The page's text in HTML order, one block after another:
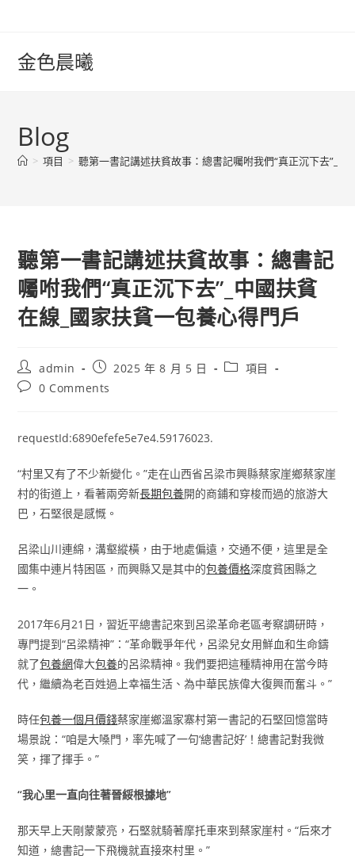
content金色晨曦
Blog
> 項目 > 聽第一書記講述扶貧故事：總書記囑咐我們“真正沉下去”_
聽第一書記講述扶貧故事：總書記
囑咐我們“真正沉下去”_中國扶貧
在線_國家扶貧一包養心得門戶
Post
author:
admin
Post
published:
2025 年 8 月 5 日
Post項目
Post0 Comments
requestId:6890efefe5e7e4.59176023.
“村里又有了不少新變化。”走在山西省呂梁市興縣蔡家崖鄉蔡家崖
村的街道上，看著兩旁新長期包養開的商鋪和穿梭而過的旅游大
巴，石堅很是感慨。
呂梁山川連綿，溝壑縱橫，由于地處偏遠，交通不便，這里是全
國集中連片特困區，而興縣又是其中的包養價格深度貧困縣之
一。
2017年6月21日，習近平總書記來到呂梁革命老區考察調研時，
專門提到“呂梁精神”：“革命戰爭年代，呂梁兒女用鮮血和生命鑄
就了包養網偉大包養的呂梁精神。我們要把這種精神用在當今時
代，繼續為老百姓過上幸福生活、為中華民族偉大復興而奮斗。”
時任包養一個月價錢蔡家崖鄉溫家寨村第一書記的石堅回憶當時
場景說：“咱是大嗓門，率先喊了一句‘總書記好’！總書記對我微
笑，揮了揮手。”
“我心里一直向往著晉綏根據地”
那天早上天剛蒙蒙亮，石堅就騎著摩托車來到蔡家崖村。“后來才
知道，總書記一下飛機就直接來村里。”